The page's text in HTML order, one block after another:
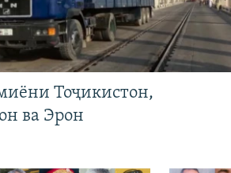
Тоҷикистон,
ва Эрон